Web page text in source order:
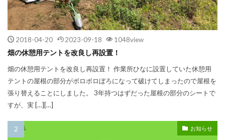
2018-04-20 2023-09-18 1048view
畑の休憩用テントを改良し再設置！
畑の休憩用テントを改良し再設置！ 作業所ひなに設置していた休憩用
テントの屋根の部分がボロボロぼろになって破けてしまったので屋根を
張り替えることにしました。 3年持つはずだった屋根の部分のシートで
すが、実 […][…]
お知らせ